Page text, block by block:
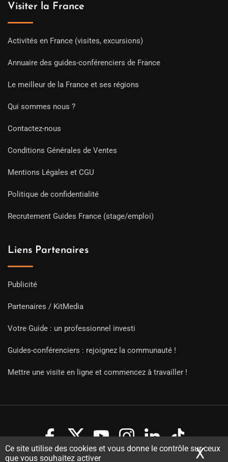
Ce site utilise des cookies et vous donne le contrôle sur ceux
que vous souhaitez activer
X
Visiter la France
Activités en France (visites, excursions)
Annuaire des guides-conférenciers de France
Le meilleur de la France et ses régions
Qui sommes nous ?
Contactez-nous
Conditions Générales de Ventes
Mentions Légales et CGU
Politique de confidentialité
Recrutement Guides France (stage/emploi)
Liens Partenaires
Publicité
Partenaires / KitMedia
Votre Guide : un professionnel investi
Guides-conférenciers : rejoignez la communauté !
Mettre une visite en ligne et commencez à travailler !